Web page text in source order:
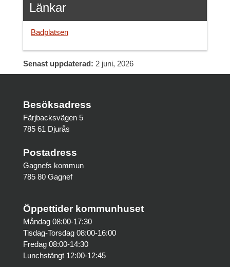
Länkar
Badplatsen
Senast uppdaterad: 2 juni, 2026
Besöksadress
Färjbacksvägen 5
785 61 Djurås
Postadress
Gagnefs kommun
785 80 Gagnef
Öppettider kommunhuset
Måndag 08:00-17:30
Tisdag-Torsdag 08:00-16:00
Fredag 08:00-14:30
Lunchstängt 12:00-12:45